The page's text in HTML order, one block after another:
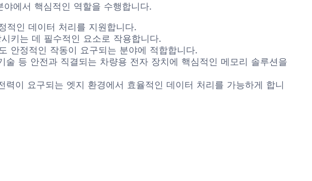
에서 핵심적인 역할을 수행합니다.
적인 데이터 처리를 지원합니다.
키는 데 필수적인 요소로 작용합니다.
안정적인 작동이 요구되는 분야에 적합합니다.
등 안전과 직결되는 차량용 전자 장치에 핵심적인 메모리 솔루션을
이 요구되는 엣지 환경에서 효율적인 데이터 처리를 가능하게 합니